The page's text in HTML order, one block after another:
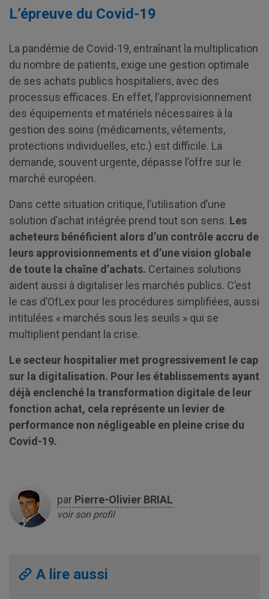
L’épreuve du Covid-19
La pandémie de Covid-19, entraînant la multiplication
du nombre de patients, exige une gestion optimale
de ses achats publics hospitaliers, avec des
processus efficaces. En effet, l’approvisionnement
des équipements et matériels nécessaires à la
gestion des soins (médicaments, vêtements,
protections individuelles, etc.) est difficile. La
demande, souvent urgente, dépasse l’offre sur le
marché européen.
Dans cette situation critique, l’utilisation d’une
solution d’achat intégrée prend tout son sens. Les
acheteurs bénéficient alors d’un contrôle accru de
leurs approvisionnements et d’une vision globale
de toute la chaîne d’achats. Certaines solutions
aident aussi à digitaliser les marchés publics. C’est
le cas d’OfLex pour les procédures simplifiées, aussi
intitulées « marchés sous les seuils » qui se
multiplient pendant la crise.
Le secteur hospitalier met progressivement le cap
sur la digitalisation. Pour les établissements ayant
déjà enclenché la transformation digitale de leur
fonction achat, cela représente un levier de
performance non négligeable en pleine crise du
Covid-19.
par Pierre-Olivier BRIAL
voir son profil
A lire aussi